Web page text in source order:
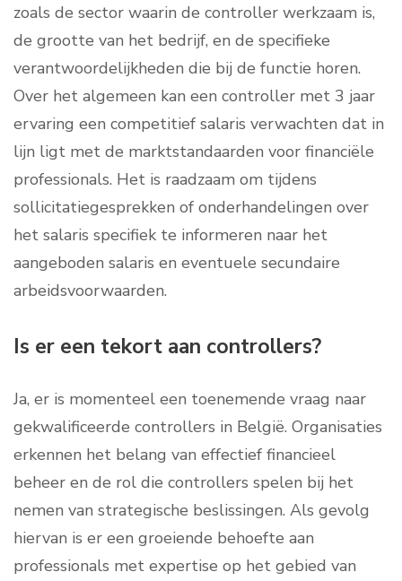
zoals de sector waarin de controller werkzaam is,
de grootte van het bedrijf, en de specifieke
verantwoordelijkheden die bij de functie horen.
Over het algemeen kan een controller met 3 jaar
ervaring een competitief salaris verwachten dat in
lijn ligt met de marktstandaarden voor financiële
professionals. Het is raadzaam om tijdens
sollicitatiegesprekken of onderhandelingen over
het salaris specifiek te informeren naar het
aangeboden salaris en eventuele secundaire
arbeidsvoorwaarden.
Is er een tekort aan controllers?
Ja, er is momenteel een toenemende vraag naar
gekwalificeerde controllers in België. Organisaties
erkennen het belang van effectief financieel
beheer en de rol die controllers spelen bij het
nemen van strategische beslissingen. Als gevolg
hiervan is er een groeiende behoefte aan
professionals met expertise op het gebied van